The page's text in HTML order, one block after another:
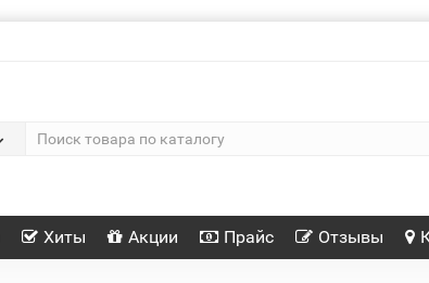
Хиты Акции Прайс Отзывы